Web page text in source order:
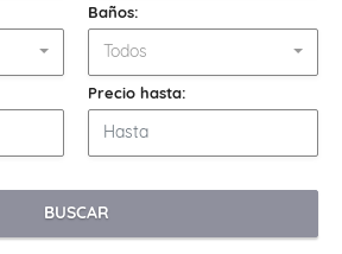
Baños:
Todos
Precio hasta:
BUSCAR